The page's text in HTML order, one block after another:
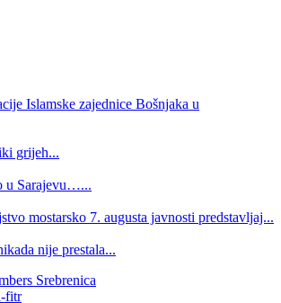
Islamske zajednice Bošnjaka u
grijeh...
u Sarajevu…...
mostarsko 7. augusta javnosti predstavljaj...
nije prestala...